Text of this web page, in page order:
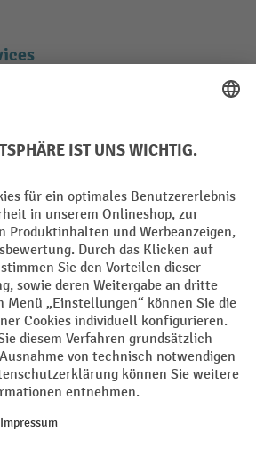
Datenschutz
Page Privacy Settings
Mehrwertsteuer zzgl.Versandkostenund ggf.
nicht anders angegeben.
der Vorrat reicht. Der Rabatt gilt nicht auf
möglich. | ² Der Rabatt wird einmalig bei